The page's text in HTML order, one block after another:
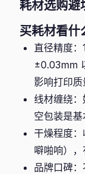
耗材选购避
买耗材看什
直径精度
±0.03mm
影响打印质
线材缠绕
空包装是基
干燥程度
噼啪响），
品牌口碑